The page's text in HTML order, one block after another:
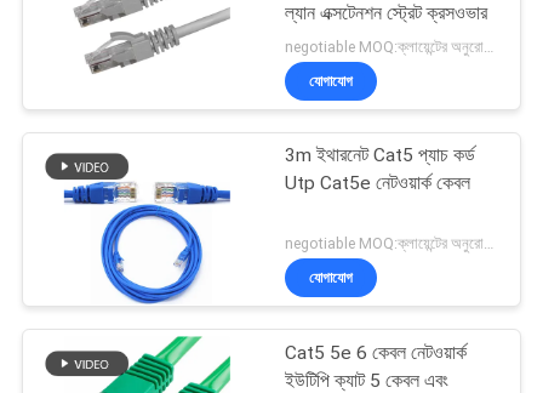
ল্যান এক্সটেনশন স্ট্রেট ক্রসওভার
যোগাযোগ
3m ইথারনেট Cat5 প্যাচ কর্ড
Utp Cat5e নেটওয়ার্ক কেবল
negotiable MOQ:ক্লায়েন্টের অনুরোধ হিসাবে কাস্টমাইজড টাইপ 30000 মিটার হিসাবে স্টক।
যোগাযোগ
Cat5 5e 6 কেবল নেটওয়ার্ক
ইউটিপি ক্যাট 5 কেবল এবং